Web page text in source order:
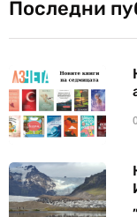
Последни